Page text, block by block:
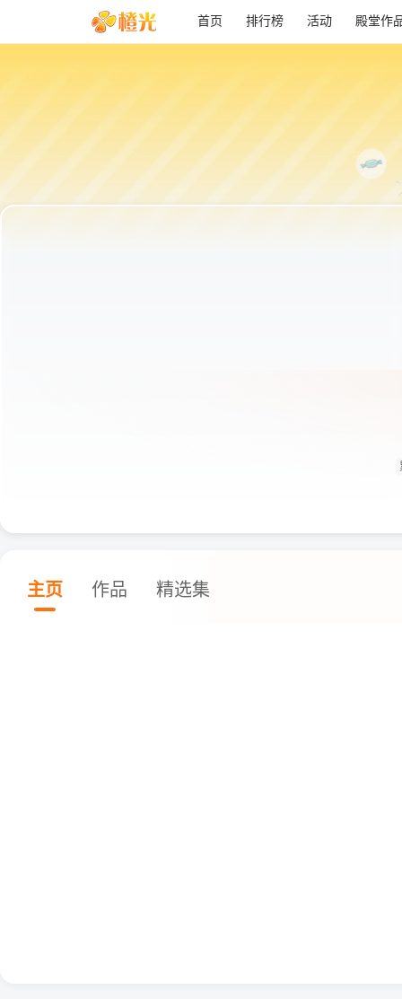
首页 排行榜 活动 殿堂作
主页 作品 精选集